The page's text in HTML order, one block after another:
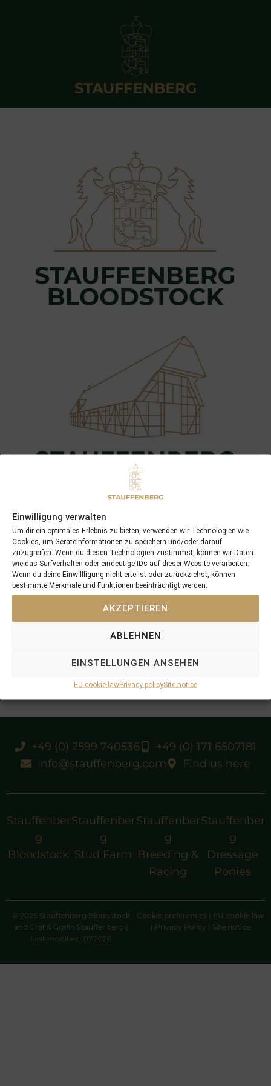
Einwilligung verwalten
Um dir ein optimales Erlebnis zu bieten, verwenden wir Technologien wie
Cookies, um Geräteinformationen zu speichern und/oder darauf
zuzugreifen. Wenn du diesen Technologien zustimmst, können wir Daten
wie das Surfverhalten oder eindeutige IDs auf dieser Website verarbeiten.
Wenn du deine Einwillligung nicht erteilst oder zurückziehst, können
bestimmte Merkmale und Funktionen beeinträchtigt werden.
AKZEPTIEREN
ABLEHNEN
EINSTELLUNGEN ANSEHEN
EU cookie lawPrivacy policySite notice
+49 (0) 2599 740536
+49 (0) 171 6507181
info@stauffenberg.com
Find us here
Stauffenber
g
Bloodstock
Stauffenber
g
Stud Farm
Stauffenber
g
Breeding &
Racing
Stauffenber
g
Dressage
Ponies
© 2025 Stauffenberg Bloodstock
and Graf & Gräfin Stauffenberg |
Last modified: 07.2026
Cookie preferences | EU cookie law
| Privacy Policy | Site notice